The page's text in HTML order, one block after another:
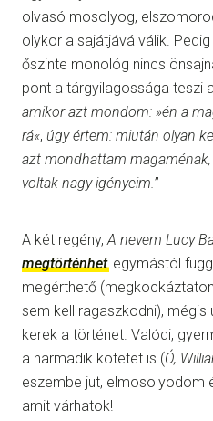
olvasó mosolyog,
olykor a sajátjává válik.
őszinte monológ nincs
pont a tárgyilagossága teszi
amikor azt mondom: »én a
rá«, úgy értem: miután olyan
azt mondhattam
voltak nagy igényeim. ”
A két regény, A nevem Lucy
megtörténhet egymástól
megérthető
sem kell ragaszkodni),
kerek a történet. Valódi,
a harmadik kötetet is (Ó,
eszembe jut, elmosolyodom
amit várhatok!